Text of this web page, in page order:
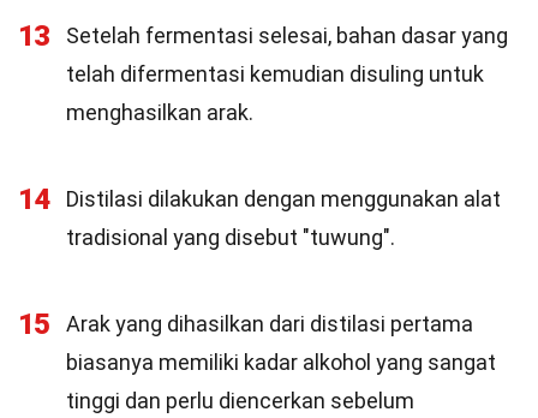
13
Setelah fermentasi selesai, bahan dasar yang
telah difermentasi kemudian disuling untuk
menghasilkan arak.
14
Distilasi dilakukan dengan menggunakan alat
tradisional yang disebut "tuwung".
15
Arak yang dihasilkan dari distilasi pertama
biasanya memiliki kadar alkohol yang sangat
tinggi dan perlu diencerkan sebelum